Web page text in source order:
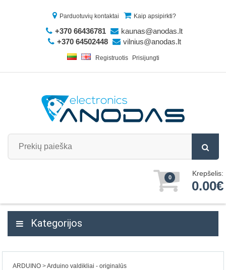
Parduotuvių kontaktai Kaip apsipirkti?
+370 66436781
kaunas@anodas.lt
+370 64502448
vilnius@anodas.lt
Registruotis Prisijungti
0 Krepšelis:
0.00€
Kategorijos
ARDUINO Arduino valdikliai - originalūs